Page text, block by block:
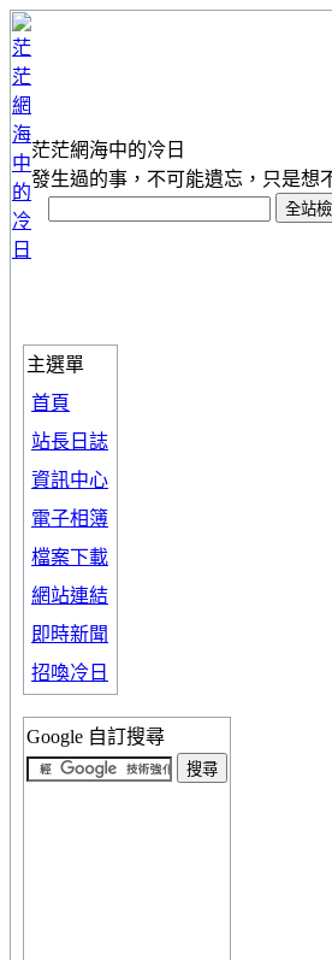
茫茫網海中的冷日
發生過的事，不可能遺忘，只是想
主選單
首頁
站長日誌
資訊中心
電子相簿
檔案下載
網站連結
即時新聞
招喚冷日
Google 自訂搜尋